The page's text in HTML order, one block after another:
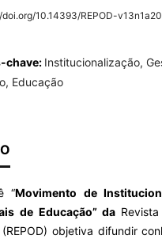
doi.org/10.14393/REPOD-
chave: Institucionalização,
Educação
“Movimento de
de Educação” da
objetiva difundir